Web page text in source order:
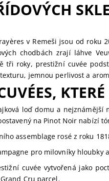
v Remeši jsou od roku
chodbách zrají láhve
tři roky, prestižní cuvée
jemnou perlivost a
loď domu a nejznámější
na Pinot Noir nabízí
assemblage rosé z roku
pro milovníky hloubky
cuvée vytvořená jako
Cru parcel.